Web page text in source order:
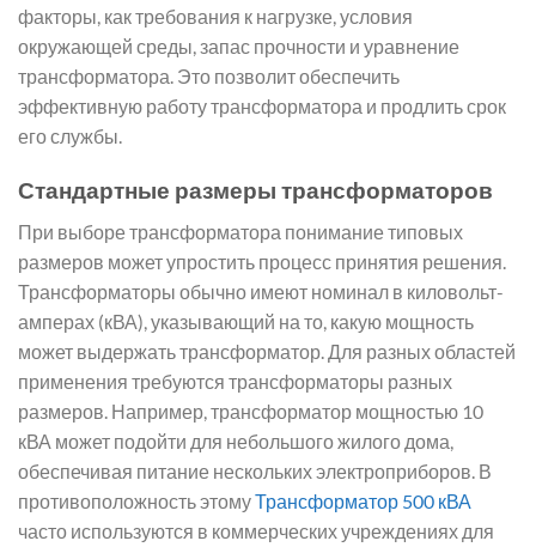
факторы, как требования к нагрузке, условия
окружающей среды, запас прочности и уравнение
трансформатора. Это позволит обеспечить
эффективную работу трансформатора и продлить срок
его службы.
Стандартные размеры трансформаторов
При выборе трансформатора понимание типовых
размеров может упростить процесс принятия решения.
Трансформаторы обычно имеют номинал в киловольт-
амперах (кВА), указывающий на то, какую мощность
может выдержать трансформатор. Для разных областей
применения требуются трансформаторы разных
размеров. Например, трансформатор мощностью 10
кВА может подойти для небольшого жилого дома,
обеспечивая питание нескольких электроприборов. В
противоположность этомуТрансформатор 500 кВА
часто используются в коммерческих учреждениях для